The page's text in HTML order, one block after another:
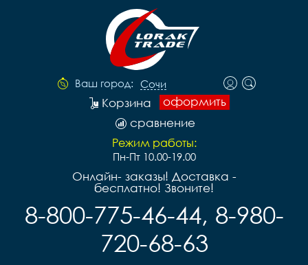
Ваш город: Сочи
оформить
Корзина
сравнение
Режим работы:
Пн-Пт 10.00-19.00
Онлайн- заказы! Доставка -
бесплатно! Звоните!
8-800-775-46-44, 8-980-
720-68-63